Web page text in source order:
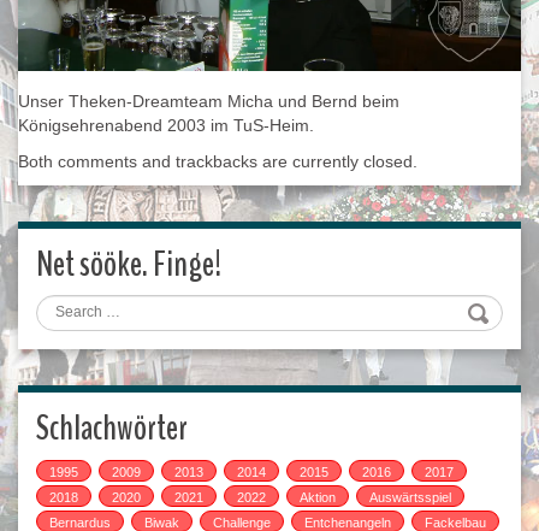
Unser Theken-Dreamteam Micha und Bernd beim
Königsehrenabend 2003 im TuS-Heim.
Both comments and trackbacks are currently closed.
Net sööke. Finge!
Search
Schlachwörter
1995 2009 2013 2014 2015 2016
2017
2018
2020 2021 2022 Aktion
Auswärtsspiel
Bernardus
Biwak Challenge Entchenangeln
Fackelbau